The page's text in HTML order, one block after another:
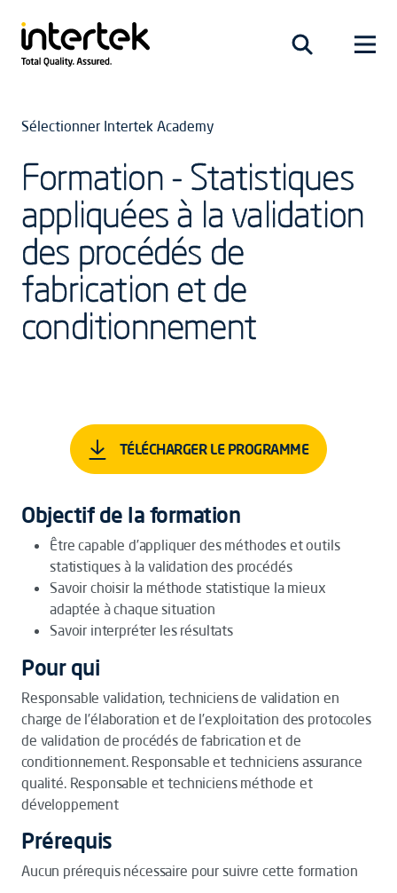
Sélectionner Intertek Academy
Formation - Statistiques
appliquées à la validation
des procédés de
fabrication et de
conditionnement
TÉLÉCHARGER LE PROGRAMME
Objectif de la formation
Être capable d’appliquer des méthodes et outils
statistiques à la validation des procédés
Savoir choisir la méthode statistique la mieux
adaptée à chaque situation
Savoir interpréter les résultats
Pour qui
Responsable validation, techniciens de validation en
charge de l’élaboration et de l’exploitation des protocoles
de validation de procédés de fabrication et de
conditionnement. Responsable et techniciens assurance
qualité. Responsable et techniciens méthode et
développement
Prérequis
Aucun prérequis nécessaire pour suivre cette formation